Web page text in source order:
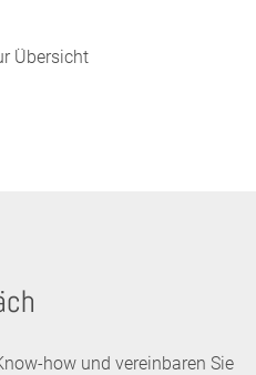
Übersicht
how und vereinbaren Sie